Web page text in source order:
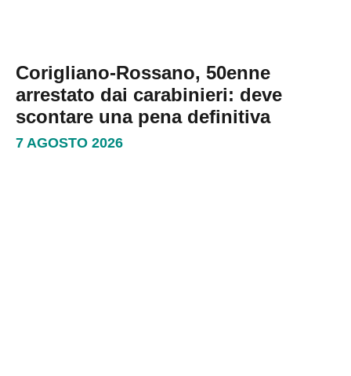
Corigliano-Rossano, 50enne
arrestato dai carabinieri: deve
scontare una pena definitiva
7 AGOSTO 2026